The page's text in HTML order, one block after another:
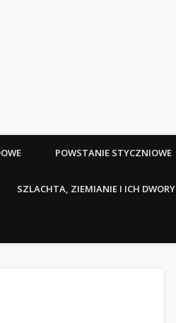
POWSTANIE STYCZNIOWE
SZLACHTA, ZIEMIANIE I ICH DWORY